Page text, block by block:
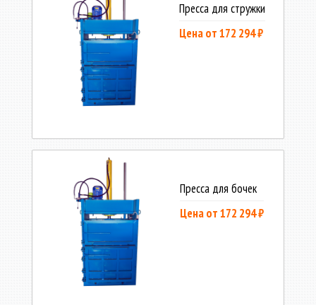
Пресса для стружки
Цена от 172 294 ₽
Пресса для бочек
Цена от 172 294 ₽